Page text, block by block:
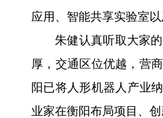
应用、智能共享实验室
朱健认真听取大家
厚，交通区位优越，营
阳已将人形机器人产业
业家在衡阳布局项目、